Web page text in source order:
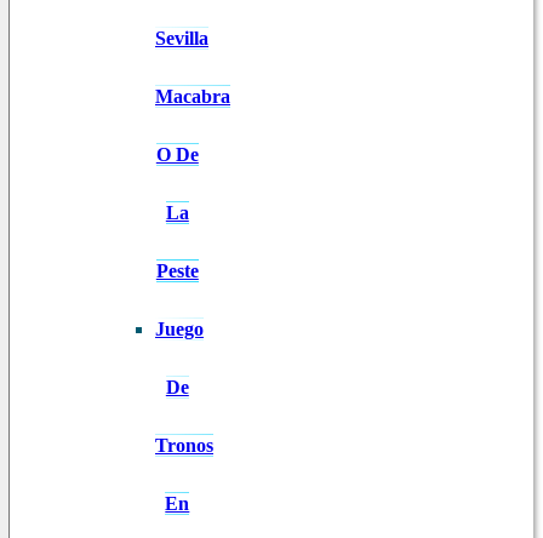
Sevilla
Macabra
O De
La
Peste
Juego
De
Tronos
En